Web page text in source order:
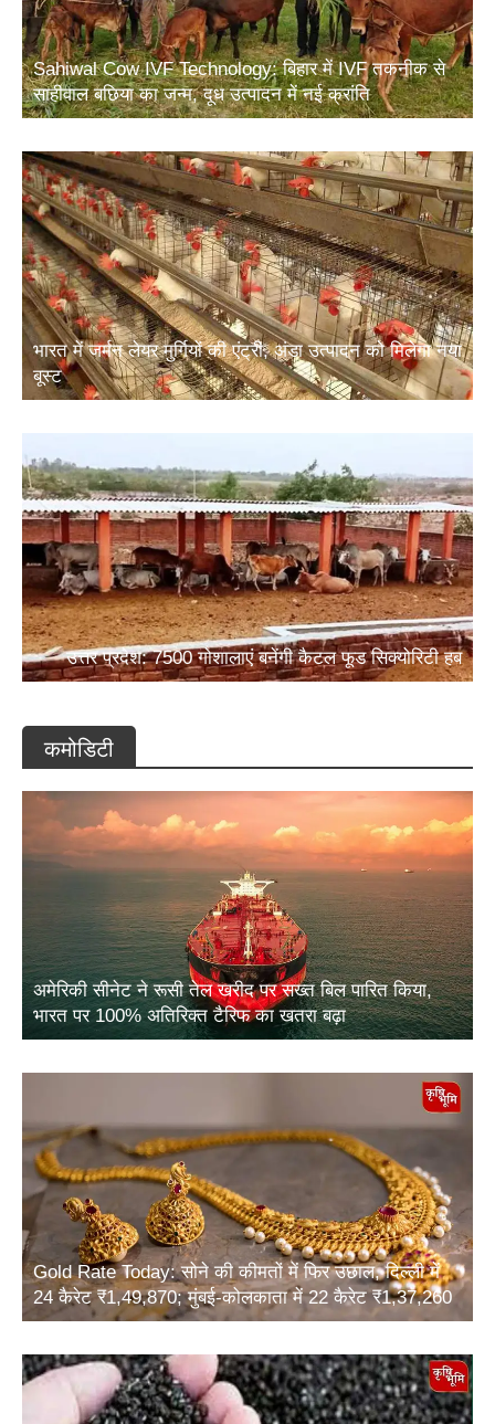
Sahiwal Cow IVF Technology: बिहार में IVF तकनीक से
साहीवाल बछिया का जन्म, दूध उत्पादन में नई क्रांति
भारत में जर्मन लेयर मुर्गियों की एंट्री, अंडा उत्पादन को मिलेगा नया
बूस्ट
उत्तर प्रदेश: 7500 गोशालाएं बनेंगी कैटल फूड सिक्योरिटी हब
कमोडिटी
अमेरिकी सीनेट ने रूसी तेल खरीद पर सख्त बिल पारित किया,
भारत पर 100% अतिरिक्त टैरिफ का खतरा बढ़ा
Gold Rate Today: सोने की कीमतों में फिर उछाल, दिल्ली में
24 कैरेट ₹1,49,870; मुंबई-कोलकाता में 22 कैरेट ₹1,37,260